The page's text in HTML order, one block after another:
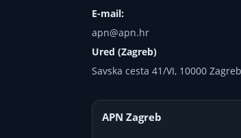
E-mail:
apn@apn.hr
Ured (Zagreb)
Savska cesta 41/VI, 10000 Zagreb
APN Zagreb